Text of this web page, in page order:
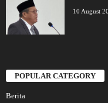
10 August
POPULAR CATEGORY
Berita